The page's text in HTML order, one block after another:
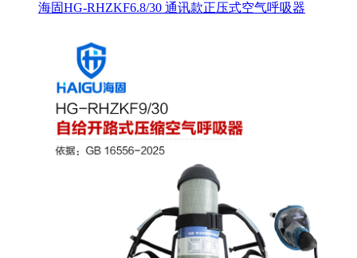
海固HG-RHZKF6.8/30 通讯款正压式空气呼吸器